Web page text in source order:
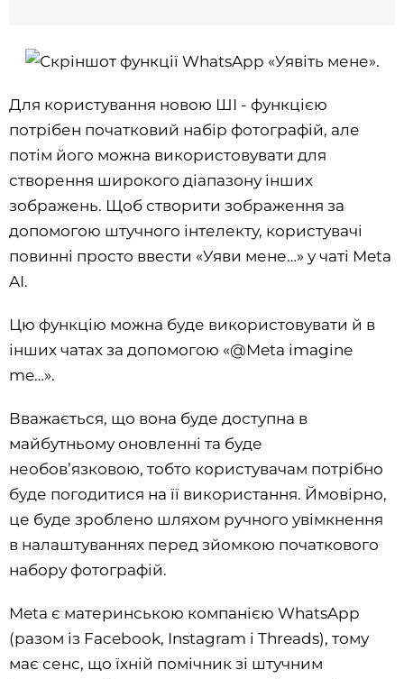
Для користування новою ШІ - функцією
потрібен початковий набір фотографій, але
потім його можна використовувати для
створення широкого діапазону інших
зображень. Щоб створити зображення за
допомогою штучного інтелекту, користувачі
повинні просто ввести «Уяви мене…» у чаті Meta
AI.
Цю функцію можна буде використовувати й в
інших чатах за допомогою «@Meta imagine
me…».
Вважається, що вона буде доступна в
майбутньому оновленні та буде
необов’язковою, тобто користувачам потрібно
буде погодитися на її використання. Ймовірно,
це буде зроблено шляхом ручного увімкнення
в налаштуваннях перед зйомкою початкового
набору фотографій.
Meta є материнською компанією WhatsApp
(разом із Facebook, Instagram і Threads), тому
має сенс, що їхній помічник зі штучним